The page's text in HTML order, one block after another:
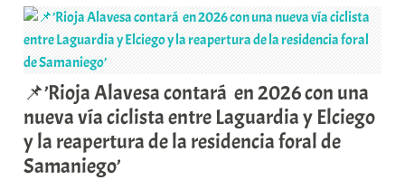
📌’Rioja Alavesa contará en 2026 con una
nueva vía ciclista entre Laguardia y Elciego
y la reapertura de la residencia foral de
Samaniego’